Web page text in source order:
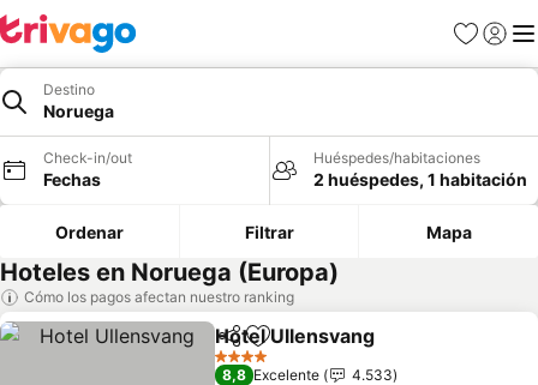
Favoritos
Iniciar
Destino
Noruega
Check-in/out
Fechas
Huéspedes/habitaciones
2 huéspedes, 1 habitación
Ordenar Filtrar Mapa
Hoteles en Noruega (Europa)
Cómo los pagos afectan nuestro ranking
CompartirAgregar a favoritos
Hotel Ullensvang
4 Estrellas
8,8 Excelente
4.533